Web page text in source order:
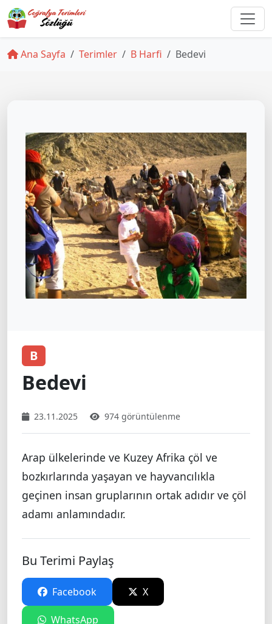
Ana Sayfa Terimler B Harfi Bedevi
B
Bedevi
23.11.2025 974 görüntülenme
Arap ülkelerinde ve Kuzey Afrika çöl ve
bozkırlarında yaşayan ve hayvancılıkla
geçinen insan gruplarının ortak adıdır ve çöl
adamı anlamındadır.
Bu Terimi Paylaş
Facebook X
WhatsApp